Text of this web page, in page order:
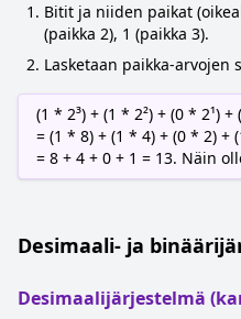
Bitit ja niiden paikat
(paikka 2), 1 (paikka 3).
Lasketaan paikka-arvojen
(1 * 2³) + (1 * 2²) + (0 * 2¹) +
= (1 * 8) + (1 * 4) + (0 * 2) +
= 8 + 4 + 0 + 1 = 13. Näin
Desimaali- ja
Desimaalijärjestelmä